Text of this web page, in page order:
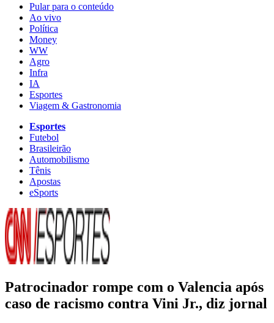
Pular para o conteúdo
Ao vivo
Política
Money
WW
Agro
Infra
IA
Esportes
Viagem & Gastronomia
Esportes
Futebol
Brasileirão
Automobilismo
Tênis
Apostas
eSports
Patrocinador rompe com o Valencia após
caso de racismo contra Vini Jr., diz jornal